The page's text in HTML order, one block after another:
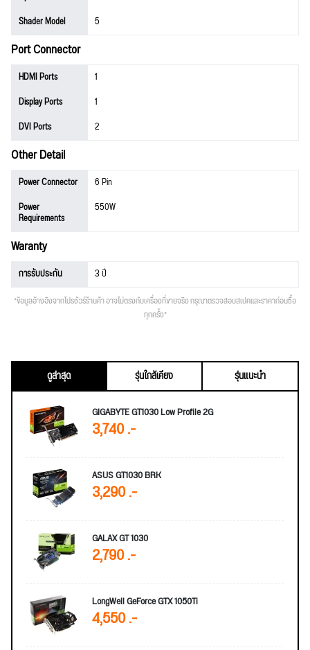
Shader Model
5
Port Connector
HDMI Ports
1
Display Ports
1
DVI Ports
2
Other Detail
Power Connector
6 Pin
Power
Requirements
550W
Waranty
การรับประกัน 3 ปี
*ข้อมูลอ้างอิงจากโปรชัวร์ร้านค้า อาจไม่ตรงกับเครื่องที่ขายจริง กรุณาตรวจสอบสเปคและราคาก่อนซื้อ
ทุกครั้ง*
ดูล่าสุด รุ่นใกล้เคียง
รุ่นแนะนำ
GIGABYTE GT1030 Low Profile 2G
3,740 .-
ASUS GT1030 BRK
3,290 .-
GALAX GT 1030
2,790 .-
LongWell GeForce GTX 1050Ti
4,550 .-